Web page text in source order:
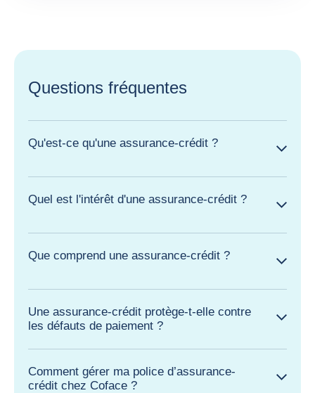
Questions fréquentes
Qu'est-ce qu'une assurance-crédit ?
Quel est l'intérêt d'une assurance-crédit ?
Que comprend une assurance-crédit ?
Une assurance-crédit protège-t-elle contre
les défauts de paiement ?
Comment gérer ma police d’assurance-
crédit chez Coface ?